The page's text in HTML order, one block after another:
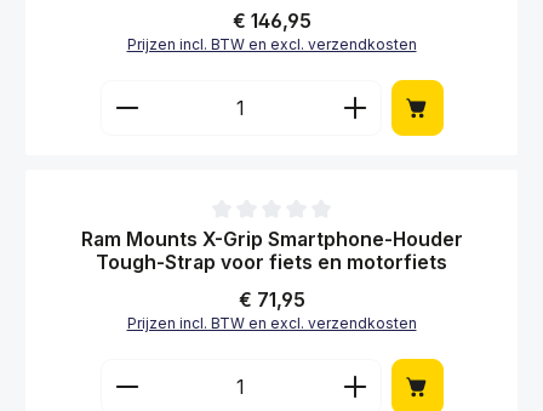
Gemiddelde waardering van 0 van 5 sterren
Ram Mounts Quick-Grip XL telefoonhouder
Producthoeveelheid: Voer de gewenste